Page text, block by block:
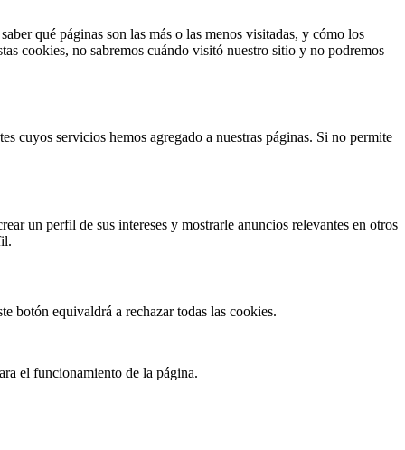
qué páginas son las más o las menos visitadas, y cómo los
cookies, no sabremos cuándo visitó nuestro sitio y no podremos
cuyos servicios hemos agregado a nuestras páginas. Si no permite
un perfil de sus intereses y mostrarle anuncios relevantes en otros
botón equivaldrá a rechazar todas las cookies.
el funcionamiento de la página.